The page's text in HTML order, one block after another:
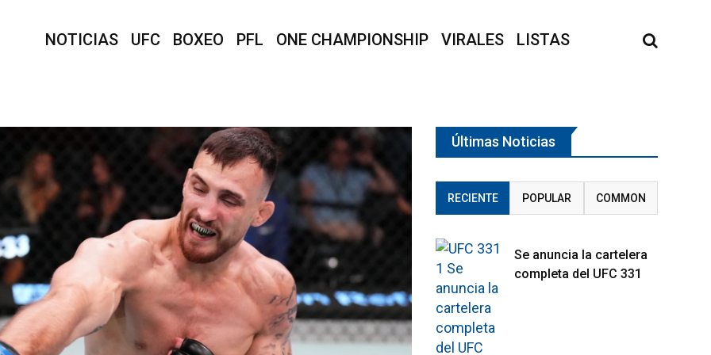
NOTICIAS UFC BOXEO PFL ONE CHAMPIONSHIP VIRALES LISTAS
Últimas Noticias
RECIENTE POPULAR COMMON
Se anuncia la cartelera
completa del UFC 331